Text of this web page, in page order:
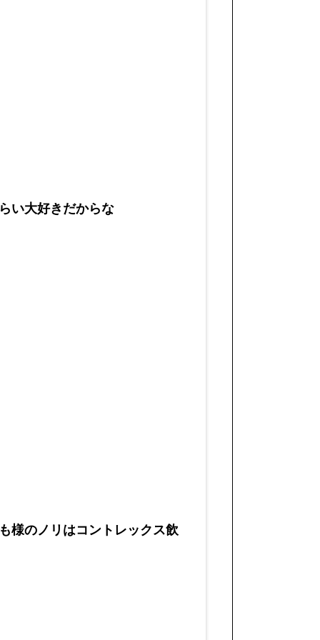
い大好きだからな
様のノリはコントレックス飲